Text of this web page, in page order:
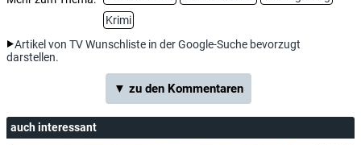
Krimi
Artikel von TV Wunschliste in der Google-Suche bevorzugt
darstellen.
▼ zu den Kommentaren
auch interessant